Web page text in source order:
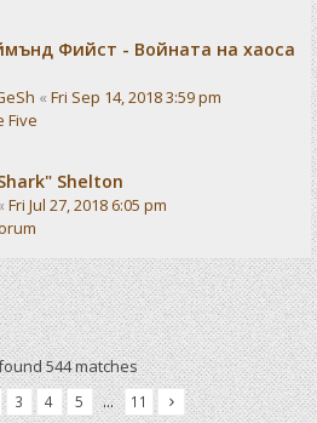
Фийст - Войната на хаоса
« Fri Sep 14, 2018 3:59 pm
Five
Shelton
Fri Jul 27, 2018 6:05 pm
544 matches
3 4 5 … 11